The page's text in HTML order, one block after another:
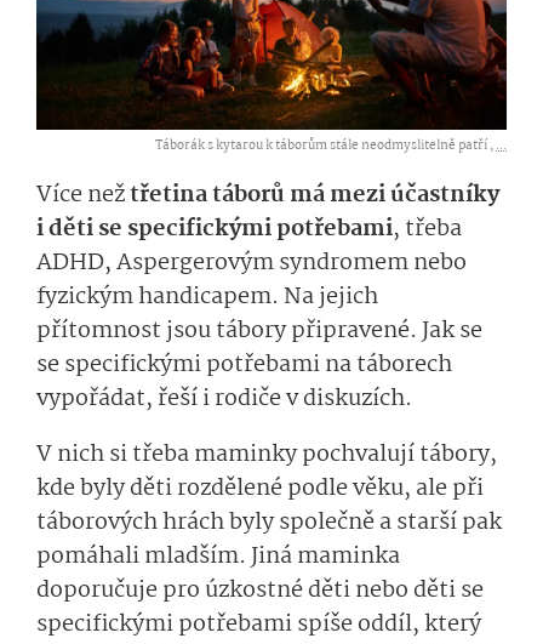
Táborák s kytarou k táborům stále neodmyslitelně patří ,...
Více nežtřetina táborů má mezi účastníky
i děti se specifickými potřebami, třeba
ADHD, Aspergerovým syndromem nebo
fyzickým handicapem. Na jejich
přítomnost jsou tábory připravené. Jak se
se specifickými potřebami na táborech
vypořádat, řeší i rodiče v diskuzích.
V nich si třeba maminky pochvalují tábory,
kde byly děti rozdělené podle věku, ale při
táborových hrách byly společně a starší pak
pomáhali mladším. Jiná maminka
doporučuje pro úzkostné děti nebo děti se
specifickými potřebami spíše oddíl, který